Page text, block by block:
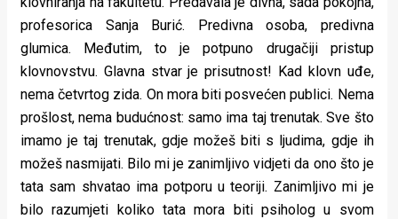
profesorica Sanja Burić. Predivna osoba, predivna
glumica. Međutim, to je potpuno drugačiji pristup
klovnovstvu. Glavna stvar je prisutnost! Kad klovn uđe,
nema četvrtog zida. On mora biti posvećen publici. Nema
prošlost, nema budućnost: samo ima taj trenutak. Sve što
imamo je taj trenutak, gdje možeš biti s ljudima, gdje ih
možeš nasmijati. Bilo mi je zanimljivo vidjeti da ono što je
tata sam shvatao ima potporu u teoriji. Zanimljivo mi je
bilo razumjeti koliko tata mora biti psiholog u svom